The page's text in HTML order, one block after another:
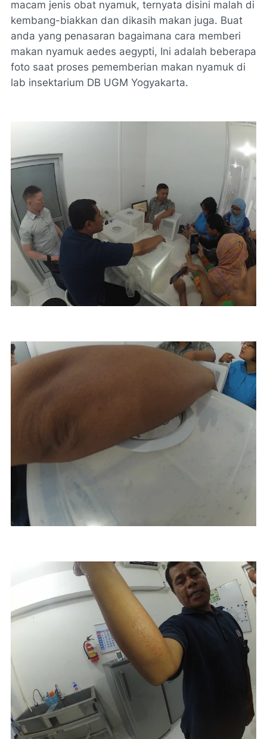
macam jenis obat nyamuk, ternyata disini malah di
kembang-biakkan dan dikasih makan juga. Buat
anda yang penasaran bagaimana cara memberi
makan nyamuk aedes aegypti, Ini adalah beberapa
foto saat proses pememberian makan nyamuk di
lab insektarium DB UGM Yogyakarta.